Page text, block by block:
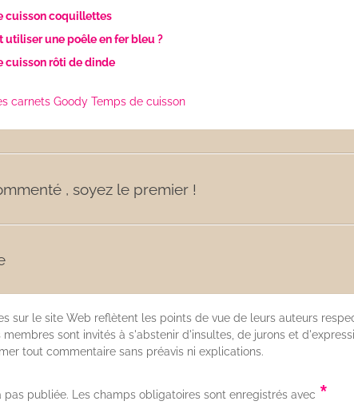
cuisson coquillettes
utiliser une poêle en fer bleu ?
cuisson rôti de dinde
carnets Goody Temps de cuisson
, soyez le premier !
sur le site Web reflètent les points de vue de leurs auteurs
sont invités à s'abstenir d'insultes, de jurons et
tout commentaire sans préavis ni explications.
pas publiée. Les champs obligatoires sont enregistrés avec *